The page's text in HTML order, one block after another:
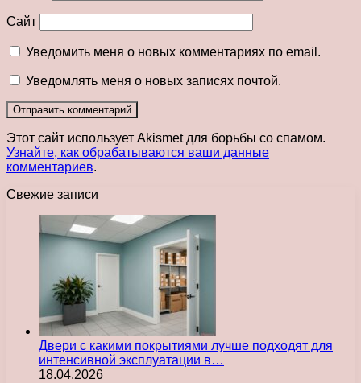
Сайт
Уведомить меня о новых комментариях по email.
Уведомлять меня о новых записях почтой.
Этот сайт использует Akismet для борьбы со спамом.
Узнайте, как обрабатываются ваши данные
комментариев.
Свежие записи
Двери с какими покрытиями лучше подходят для
интенсивной эксплуатации в…
18.04.2026